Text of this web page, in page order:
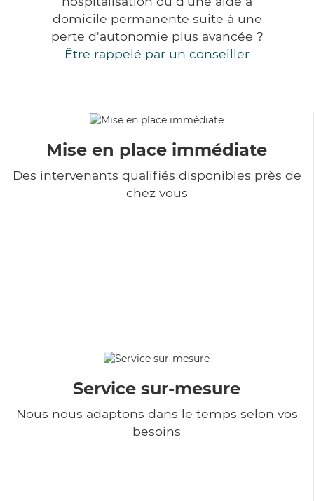
domicile permanente suite à une
perte d'autonomie plus avancée ?
Être rappelé par un conseiller
Mise en place immédiate
Des intervenants qualifiés disponibles près de
chez vous
Service sur-mesure
Nous nous adaptons dans le temps selon vos
besoins